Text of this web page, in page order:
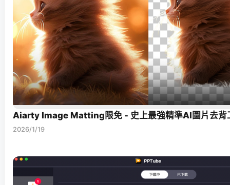
Aiarty Image Matting限免 - 史上最強精準AI圖片去背
2026/1/19